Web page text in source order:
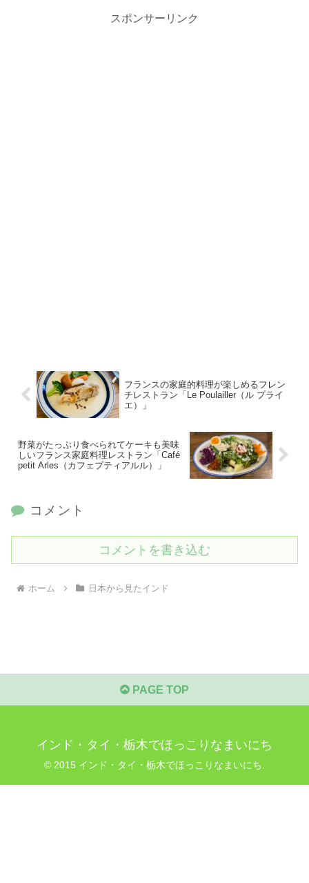
スポンサーリンク
フランスの家庭的料理が楽しめるフレン
チレストラン「Le Poulailler（ル プライ
エ）」
野菜がたっぷり食べられてケーキも美味
しいフランス家庭料理レストラン「Café
petit Arles（カフェプティアルル）」
コメント
コメントを書き込む
ホーム 日本から見たインド
PAGE TOP
インド・タイ・栃木でほっこりなまいにち
© 2015 インド・タイ・栃木でほっこりなまいにち.